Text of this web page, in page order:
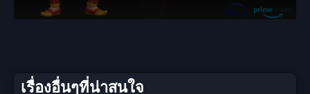
เรื่องอื่นๆที่น่าสนใจ